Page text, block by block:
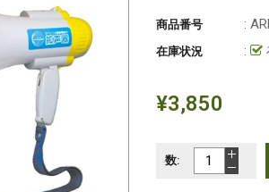
商品番号 :
在庫状況 :
¥3,850
数: